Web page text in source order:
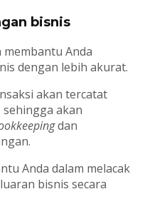
bisnis
Anda
dengan lebih akurat.
akan tercatat
sehingga akan
dan
Anda dalam melacak
bisnis secara